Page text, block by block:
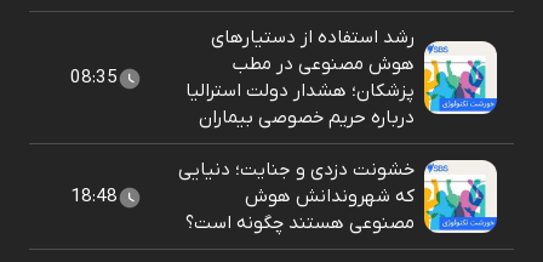
رشد استفاده از دستیارهای
هوش مصنوعی در مطب
پزشکان؛ هشدار دولت استرالیا
درباره حریم خصوصی بیماران
08:35
خشونت دزدی و جنایت؛ دنیایی
که شهروندانش هوش
مصنوعی هستند چگونه است؟
18:48